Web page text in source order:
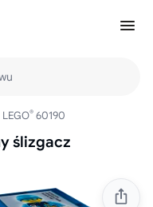
LEGO® 60190
ślizgacz